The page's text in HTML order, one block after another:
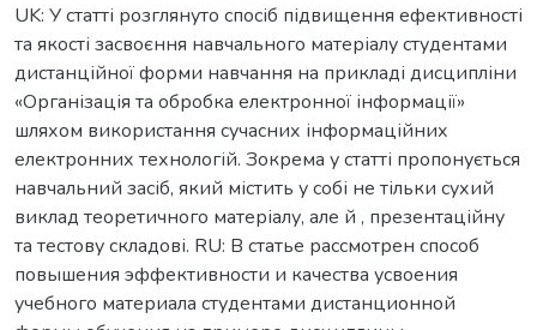
UK: У статті розглянуто спосіб підвищення ефективності
та якості засвоєння навчального матеріалу студентами
дистанційної форми навчання на прикладі дисципліни
«Організація та обробка електронної інформації»
шляхом використання сучасних інформаційних
електронних технологій. Зокрема у статті пропонується
навчальний засіб, який містить у собі не тільки сухий
виклад теоретичного матеріалу, але й , презентаційну
та тестову складові. RU: В статье рассмотрен способ
повышения эффективности и качества усвоения
учебного материала студентами дистанционной